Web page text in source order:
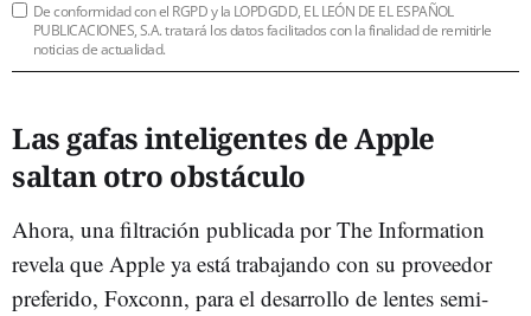
De conformidad con el RGPD y la LOPDGDD, EL LEÓN DE EL ESPAÑOL
PUBLICACIONES, S.A. tratará los datos facilitados con la finalidad de remitirle
noticias de actualidad.
Las gafas inteligentes de Apple
saltan otro obstáculo
Ahora, una filtración publicada por The Information
revela que Apple ya está trabajando con su proveedor
preferido, Foxconn, para el desarrollo de lentes semi-